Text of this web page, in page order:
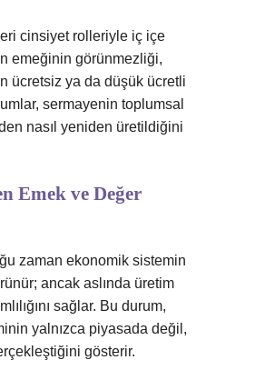
cinsiyet rolleriyle iç içe
emeğinin görünmezliği,
ücretsiz ya da düşük ücretli
sermayenin toplumsal
nasıl yeniden üretildiğini
Emek ve Değer
zaman ekonomik sistemin
ancak aslında üretim
sağlar. Bu durum,
yalnızca piyasada değil,
gösterir.